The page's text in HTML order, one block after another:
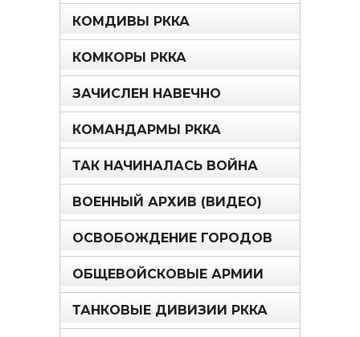
КОМДИВЫ РККА
КОМКОРЫ РККА
ЗАЧИСЛЕН НАВЕЧНО
КОМАНДАРМЫ РККА
ТАК НАЧИНАЛАСЬ ВОЙНА
ВОЕННЫЙ АРХИВ (ВИДЕО)
ОСВОБОЖДЕНИЕ ГОРОДОВ
ОБЩЕВОЙСКОВЫЕ АРМИИ
ТАНКОВЫЕ ДИВИЗИИ РККА